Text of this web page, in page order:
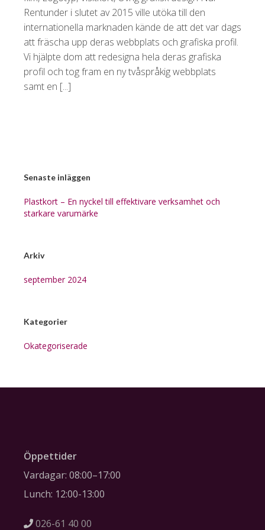
Rentunder i slutet av 2015 ville utöka till den
internationella marknaden kände de att det var dags
att fräscha upp deras webbplats och grafiska profil.
Vi hjälpte dom att redesigna hela deras grafiska
profil och tog fram en ny tvåspråkig webbplats
samt en [...]
Senaste inläggen
Plastkort – En nyckel till effektivare verksamhet och
starkare varumärke
Arkiv
september 2024
Kategorier
Okategoriserade
Öppettider
Vardagar: 08:00–17:00
Lunch: 12:00-13:00
026-61 40 00